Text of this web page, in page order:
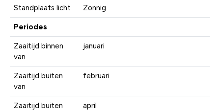
Standplaats licht Zonnig
Periodes
Zaaitijd binnen
van
januari
Zaaitijd buiten
van
februari
Zaaitijd buiten
april